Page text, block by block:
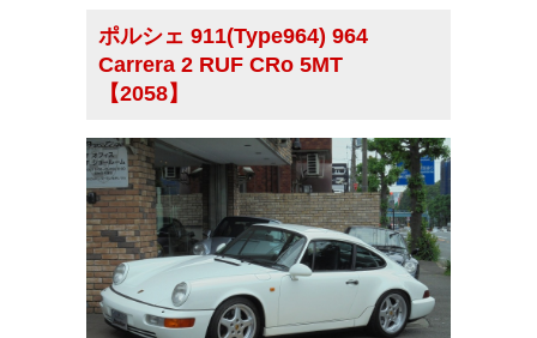
ポルシェ 911(Type964) 964
Carrera 2 RUF CRo 5MT
【2058】